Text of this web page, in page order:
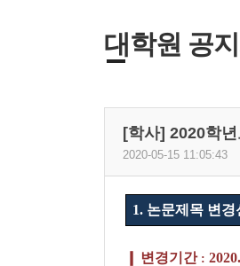
대학원 공
[학사] 2020학
2020-05-15 11:05:43
1. 논문제목 변경
변경기간 :